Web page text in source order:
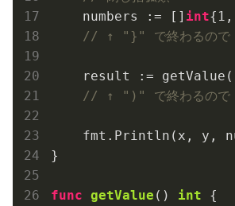
    numbers := []
int{ 1 ,
// ↑ "}" で終わるので
result :=
// ↑ ")" で終わるので
fmt.Println(x, y,
}
func getValue () int {